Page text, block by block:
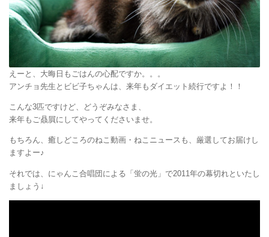
えーと、大晦日もごはんの心配ですか。。。
アンチョ先生とビビ子ちゃんは、来年もダイエット続行ですよ！！
こんな3匹ですけど、どうぞみなさま、
来年もご贔屓にしてやってくださいませ。
もちろん、癒しどころのねこ動画・ねこニュースも、厳選してお届けし
ますよー♪
それでは、にゃんこ合唱団による「蛍の光」で2011年の幕切れといたし
ましょう↓